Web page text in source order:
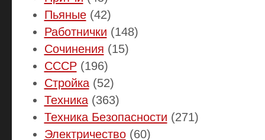
Пьяные(42)
Работнички (148)
Сочинения (15)
СССР(196)
Стройка(52)
Техника(363)
Техника Безопасности (271)
Электричество(60)